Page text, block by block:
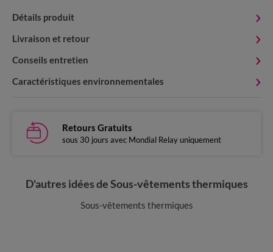
Détails produit
Livraison et retour
Conseils entretien
Caractéristiques environnementales
Retours Gratuits
sous 30 jours avec Mondial Relay uniquement
D'autres idées de Sous-vêtements thermiques
Sous-vêtements thermiques